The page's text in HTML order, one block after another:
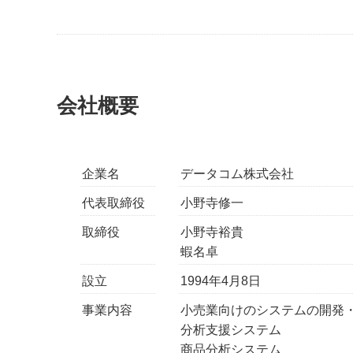
会社概要
企業名 データコム株式会社
代表取締役 小野寺修一
取締役
小野寺裕貴
蝦名卓
設立 1994年4月8日
事業内容
小売業向けのシステムの開発
分析支援システム
商品分析システム